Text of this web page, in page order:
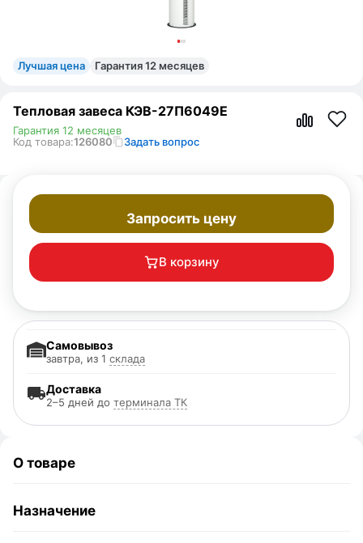
Лучшая цена Гарантия 12 месяцев
Тепловая завеса КЭВ-27П6049E
Код товара:126080 Задать вопрос
Гарантия 12 месяцев
Запросить цену
В корзину
Доставка
2–5 дней до терминала ТК
Самовывоз
завтра, из 1 склада
О товаре
Назначение